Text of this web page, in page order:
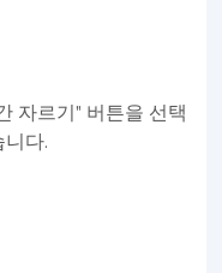
자르기" 버튼을 선택
니다.